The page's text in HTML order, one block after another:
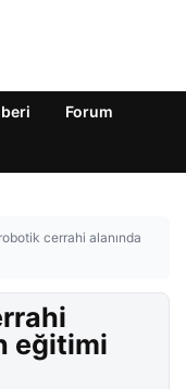
Forum
cerrahi alanında
eğitimi